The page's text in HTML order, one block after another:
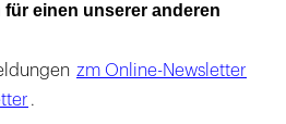
einen unserer anderen
zm Online-Newsletter
.